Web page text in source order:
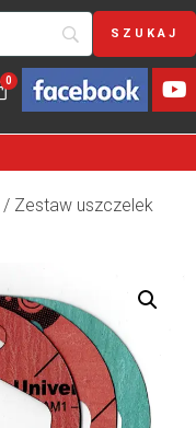
/ Zestaw uszczelek